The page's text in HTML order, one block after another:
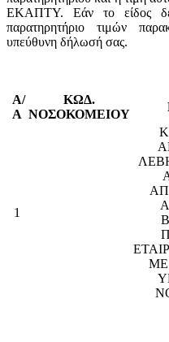
ΕΚΑΠΤΥ. Εάν το είδος δεν
παρατηρητήριο τιμών
υπεύθυνη δήλωσή σας.
Α/
Α
ΚΩΔ.
ΝΟΣΟΚΟΜΕΙΟΥ
1
ΜΕ